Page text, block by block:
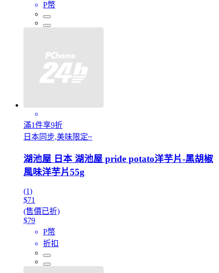
P幣
滿1件享9折
日本同步,美味限定~
湖池屋 日本 湖池屋 pride potato洋芋片-黑胡椒
風味洋芋片55g
(1)
$71
(售價已折)
$79
P幣
折扣